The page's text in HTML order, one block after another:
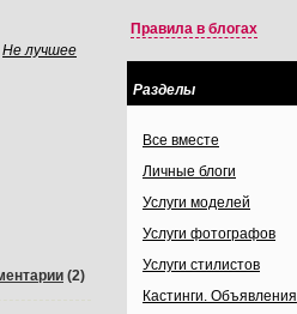
Не лучшее
(2)
Правила в блогах
Разделы
Все вместе
Личные блоги
Услуги моделей
Услуги фотографов
Услуги стилистов
Кастинги. Объявления